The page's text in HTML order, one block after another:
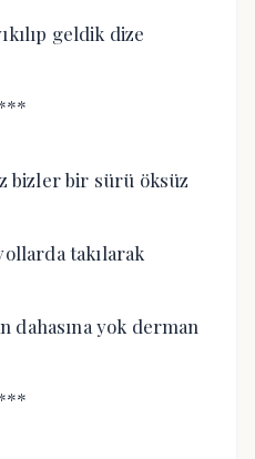
geldik dize
bizler bir sürü öksüz
takılarak
dahasına yok derman